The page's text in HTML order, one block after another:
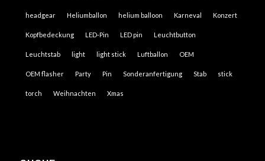
headgear Heliumballon helium balloon Karneval Konzert
Kopfbedeckung LED-Pin LED pin Leuchtbutton
Leuchtstab light light stick Luftballon OEM
OEM flasher Party Pin Sonderanfertigung Stab stick
torch Weihnachten Xmas